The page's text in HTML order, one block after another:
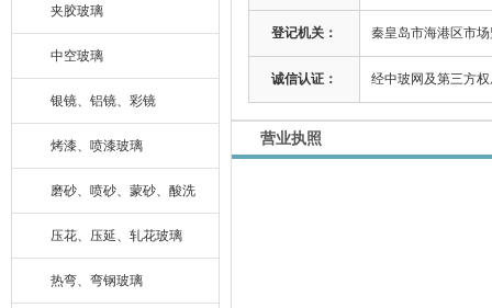
登记机关： 秦皇岛市海港区市
诚信认证： 经中玻网及第三方
营业执照
夹胶玻璃
中空玻璃
银镜、铝镜、彩镜
烤漆、喷漆玻璃
磨砂、喷砂、蒙砂、酸洗
压花、压延、轧花玻璃
热弯、弯钢玻璃